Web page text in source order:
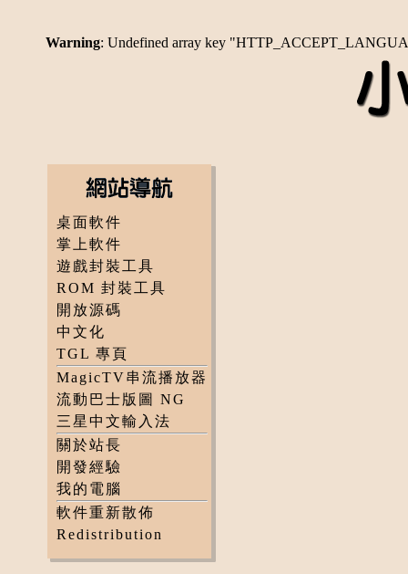
Warning: Undefined array key
桌面軟件
掌上軟件
遊戲封裝工具
ROM 封裝工具
開放源碼
中文化
TGL 專頁
MagicTV串流播放器
流動巴士版圖 NG
三星中文輸入法
關於站長
開發經驗
我的電腦
軟件重新散佈
Redistribution